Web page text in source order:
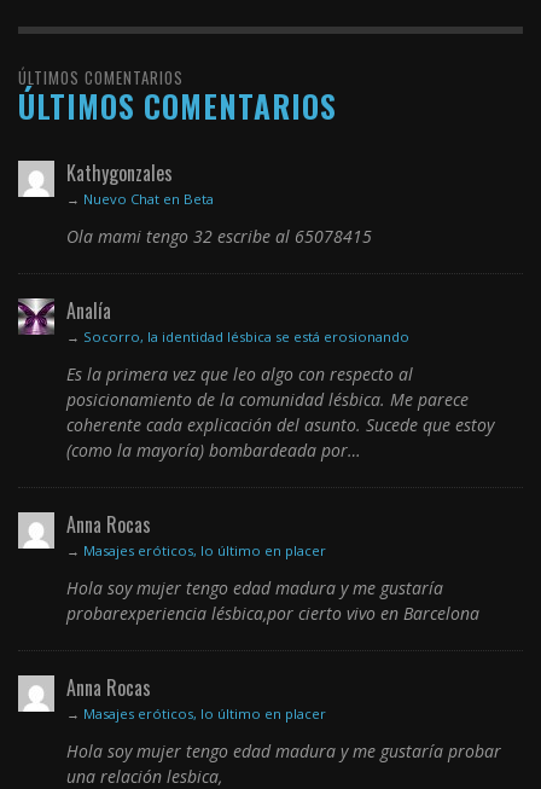
ÚLTIMOS COMENTARIOS
ÚLTIMOS COMENTARIOS
Kathygonzales
→ Nuevo Chat en Beta
Ola mami tengo 32 escribe al 65078415
Analía
→ Socorro, la identidad lésbica se está erosionando
Es la primera vez que leo algo con respecto al
posicionamiento de la comunidad lésbica. Me parece
coherente cada explicación del asunto. Sucede que estoy
(como la mayoría) bombardeada por…
Anna Rocas
→ Masajes eróticos, lo último en placer
Hola soy mujer tengo edad madura y me gustaría
probarexperiencia lésbica,por cierto vivo en Barcelona
Anna Rocas
→ Masajes eróticos, lo último en placer
Hola soy mujer tengo edad madura y me gustaría probar
una relación lesbica,